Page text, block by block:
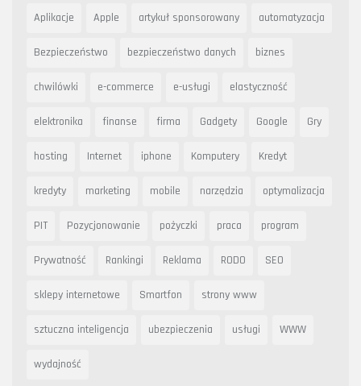
Aplikacje Apple artykuł sponsorowany automatyzacja
Bezpieczeństwo bezpieczeństwo danych biznes
chwilówki e-commerce e-usługi elastyczność
elektronika finanse firma Gadgety Google Gry
hosting Internet iphone Komputery Kredyt
kredyty marketing mobile narzędzia optymalizacja
PIT Pozycjonowanie pożyczki praca program
Prywatność Rankingi Reklama RODO SEO
sklepy internetowe Smartfon strony www
sztuczna inteligencja ubezpieczenia usługi WWW
wydajność